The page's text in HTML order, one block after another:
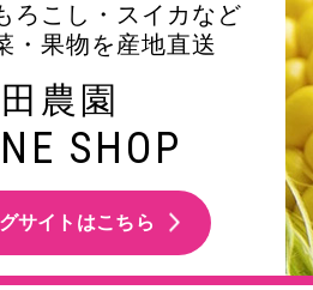
ろこし・スイカなど
・果物を産地直送
農園
SHOP
サイトはこちら